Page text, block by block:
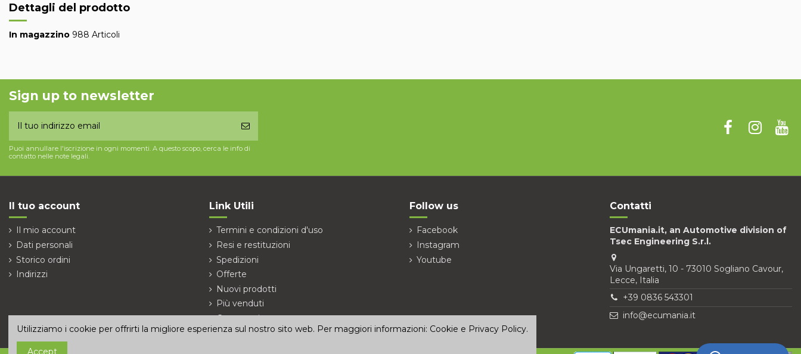
Dettagli del prodotto
In magazzino 988 Articoli
Sign up to newsletter
Puoi annullare l'iscrizione in ogni momenti. A questo scopo, cerca le info di
contatto nelle note legali.
Il tuo account
Il mio account
Dati personali
Storico ordini
Indirizzi
Link Utili
Termini e condizioni d'uso
Resi e restituzioni
Spedizioni
Offerte
Nuovi prodotti
Più venduti
Contattaci
Follow us
Facebook
Instagram
Youtube
Contatti
ECUmania.it, an Automotive division of
Tsec Engineering S.r.l.
Via Ungaretti, 10 - 73010 Sogliano Cavour,
Lecce, Italia
+39 0836 543301
info@ecumania.it
Utilizziamo i cookie per offrirti la migliore esperienza sul nostro sito web. Per maggiori informazioni: Cookie e Privacy Policy.
Accept